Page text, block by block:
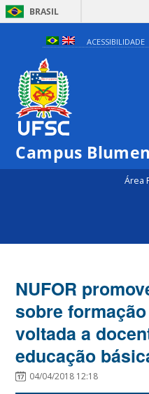
BRASIL
ACESSIBILIDADE
Campus
Área
NUFOR
sobre
voltada a
educação
04/04/2018 12:18